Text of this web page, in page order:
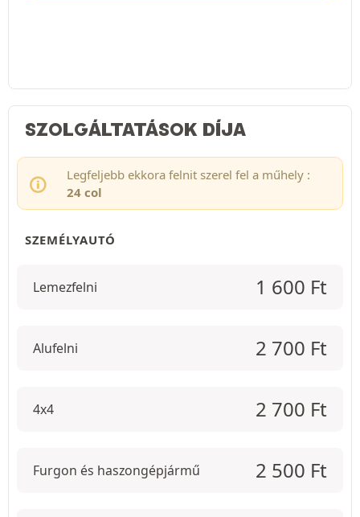
SZOLGÁLTATÁSOK DÍJA
Legfeljebb ekkora felnit szerel fel a műhely :
24 col
SZEMÉLYAUTÓ
Lemezfelni 1 600 Ft
Alufelni 2 700 Ft
4x4 2 700 Ft
Furgon és haszongépjármű 2 500 Ft